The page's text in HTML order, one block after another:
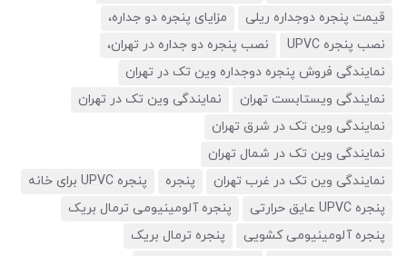
قیمت پنجره دوجداره ریلی
مزایای پنجره دو جداره،
نصب پنجره UPVC
نصب پنجره دو جداره در تهران،
نمایندگی فروش پنجره دوجداره وین تک در تهران
نمایندگی ویستابست تهران
نمایندگی وین تک در تهران
نمایندگی وین تک در شرق تهران
نمایندگی وین تک در شمال تهران
نمایندگی وین تک در غرب تهران
پنجره
پنجره UPVC برای خانه
پنجره UPVC عایق حرارتی
پنجره آلومینیومی ترمال بریک
پنجره آلومینیومی کشویی
پنجره ترمال بریک